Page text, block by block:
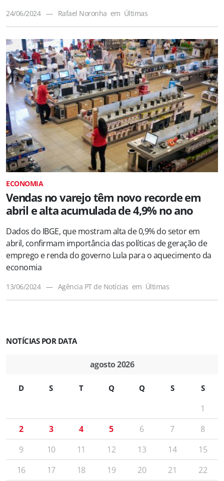
24/06/2024 — Rafael Noronha em Últimas
ECONOMIA
Vendas no varejo têm novo recorde em
abril e alta acumulada de 4,9% no ano
Dados do IBGE, que mostram alta de 0,9% do setor em
abril, confirmam importância das políticas de geração de
emprego e renda do governo Lula para o aquecimento da
economia
13/06/2024 — Agência PT de Notícias em Últimas
NOTÍCIAS POR DATA
agosto 2026
D S T Q Q S S
1
2
3 4 5 6 7
8
9
10 11 12 13 14
15
16
17 18 19 20 21
22